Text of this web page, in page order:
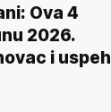
Ova 4
2026.
i uspeh